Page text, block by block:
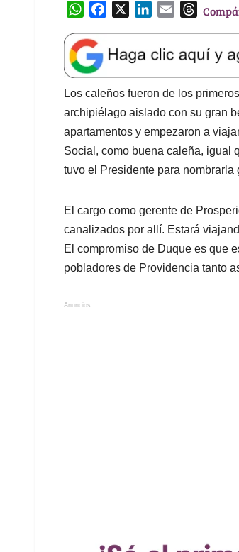
W
a
t
s
A
p
p
e
b
o
o
k
k
e
d
I
n
l
T
e
a
d
s
Los caleños fueron de los
archipiélago aislado con su gran
apartamentos y empezaron a
Social, como buena caleña, igual
tuvo el Presidente para
El cargo como gerente de
canalizados por allí. Estará
El compromiso de Duque es que
pobladores de Providencia tanto
Anuncios.